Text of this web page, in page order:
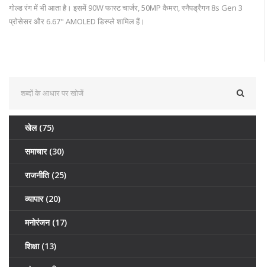
गोल्ड रंग में भी आता है। इसमें 90W फास्ट चार्जर, 50MP कैमरा, स्नैपड्रैगन 8s Gen 3
प्रोसेसर और 6.67" AMOLED डिस्प्ले शामिल हैं।
खेल (75)
समाचार (30)
राजनीति (25)
व्यापार (20)
मनोरंजन (17)
शिक्षा (13)